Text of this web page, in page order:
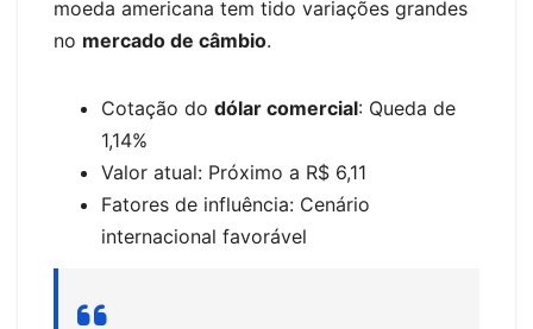
moeda americana tem tido variações grandes
no mercado de câmbio.
Cotação do dólar comercial: Queda de
1,14%
Valor atual: Próximo a R$ 6,11
Fatores de influência: Cenário
internacional favorável